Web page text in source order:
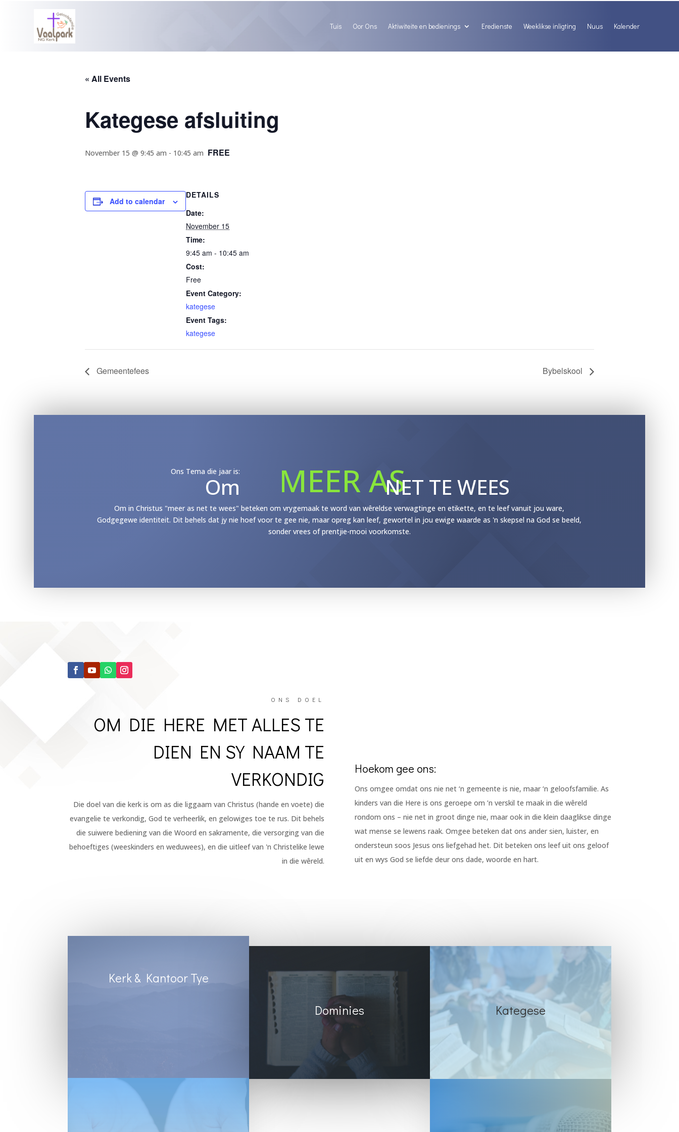
Tuis Oor Ons Aktiwiteite en bedienings Eredienste Weeklikse inligting Nuus Kalender
« All Events
Kategese afsluiting
November 15 @ 9:45 am - 10:45 am FREE
Add to calendar
DETAILS
Date:
November 15
Time:
9:45 am - 10:45 am
Cost:
Free
Event Category:
kategese
Event Tags:
kategese
Gemeentefees Bybelskool
Ons Tema die jaar is:
Om MEER ASNET TE WEES
Om in Christus "meer as net te wees" beteken om vrygemaak te word van wêreldse verwagtinge en etikette, en te leef vanuit jou ware,
Godgegewe identiteit. Dit behels dat jy nie hoef voor te gee nie, maar opreg kan leef, gewortel in jou ewige waarde as 'n skepsel na God se beeld,
sonder vrees of prentjie-mooi voorkomste.
ONS DOEL
OM DIE HERE MET ALLES TE
DIEN EN SY NAAM TE
VERKONDIG
Die doel van die kerk is om as die liggaam van Christus (hande en voete) die
evangelie te verkondig, God te verheerlik, en gelowiges toe te rus. Dit behels
die suiwere bediening van die Woord en sakramente, die versorging van die
behoeftiges (weeskinders en weduwees), en die uitleef van 'n Christelike lewe
in die wêreld.
Hoekom gee ons:
Ons omgee omdat ons nie net ‘n gemeente is nie, maar ‘n geloofsfamilie. As
kinders van die Here is ons geroepe om ’n verskil te maak in die wêreld
rondom ons – nie net in groot dinge nie, maar ook in die klein daaglikse dinge
wat mense se lewens raak. Omgee beteken dat ons ander sien, luister, en
ondersteun soos Jesus ons liefgehad het. Dit beteken ons leef uit ons geloof
uit en wys God se liefde deur ons dade, woorde en hart.
Kerk & Kantoor Tye
Dominies Kategese